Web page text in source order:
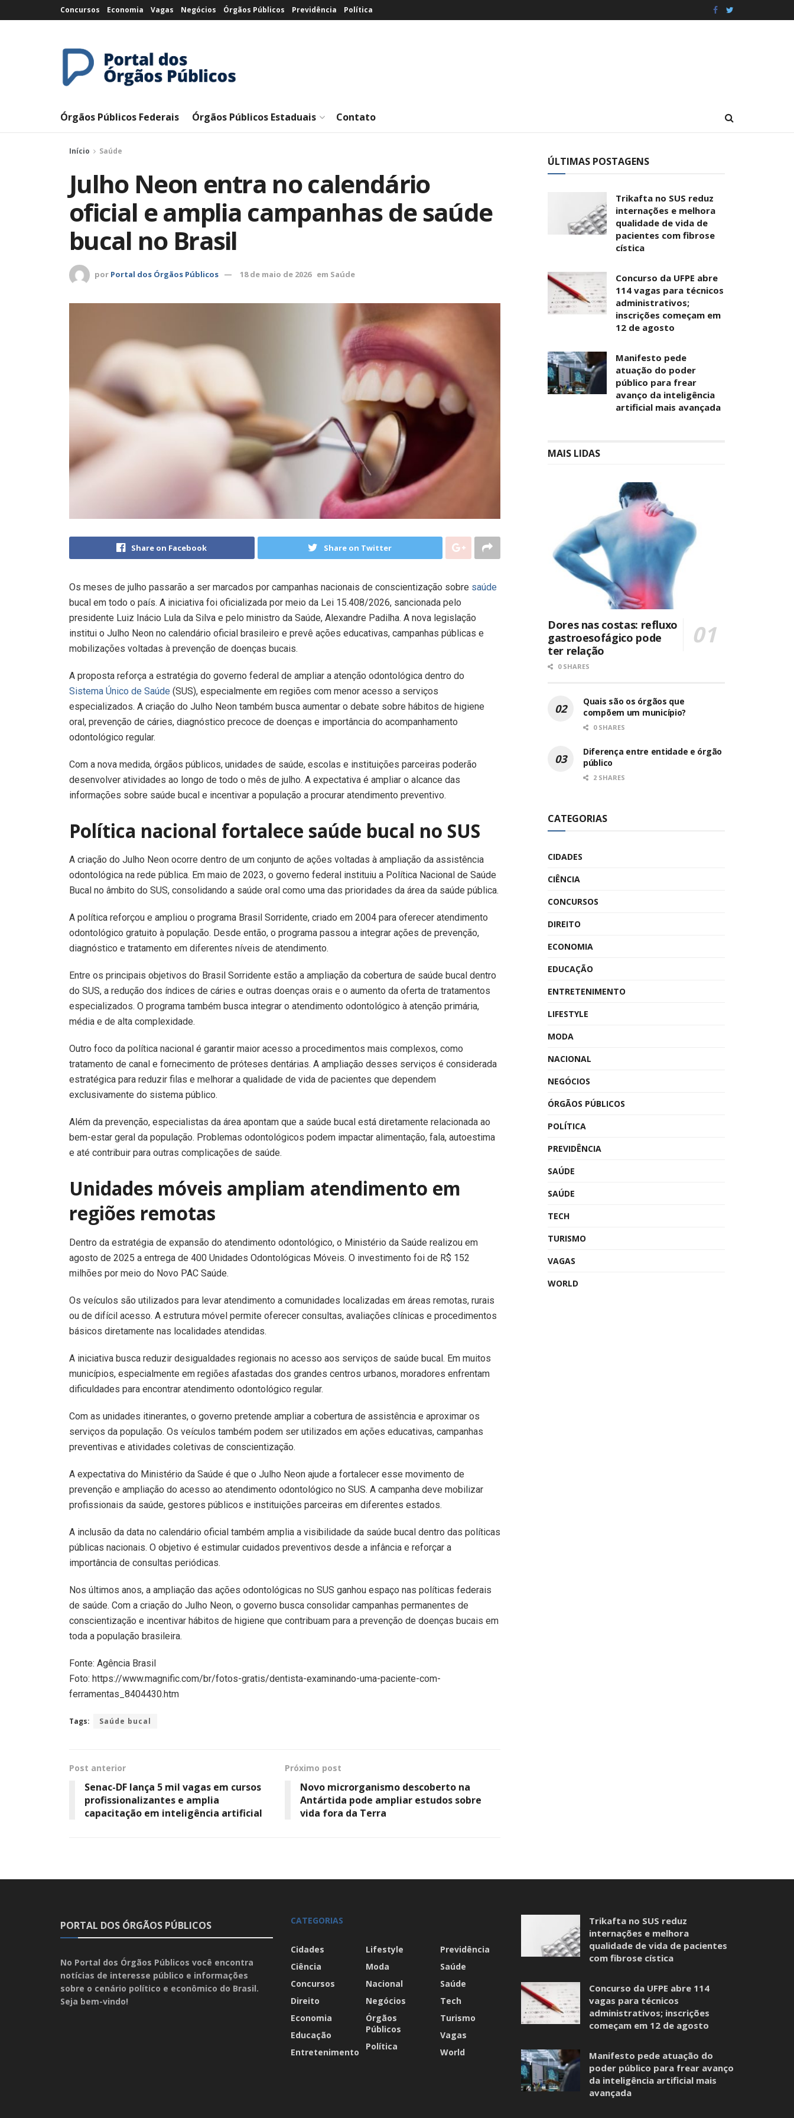
Concursos Economia Vagas Negócios Órgãos Públicos Previdência Política
Órgãos Públicos Federais Órgãos Públicos Estaduais Contato
Início Saúde
Julho Neon entra no calendário
oficial e amplia campanhas de saúde
bucal no Brasil
por Portal dos Órgãos Públicos 18 de maio de 2026 em Saúde
Share on Facebook Share on Twitter
Os meses de julho passarão a ser marcados por campanhas nacionais de conscientização sobre saúde
bucal em todo o país. A iniciativa foi oficializada por meio da Lei 15.408/2026, sancionada pelo
presidente Luiz Inácio Lula da Silva e pelo ministro da Saúde, Alexandre Padilha. A nova legislação
institui o Julho Neon no calendário oficial brasileiro e prevê ações educativas, campanhas públicas e
mobilizações voltadas à prevenção de doenças bucais.
A proposta reforça a estratégia do governo federal de ampliar a atenção odontológica dentro do
Sistema Único de Saúde (SUS), especialmente em regiões com menor acesso a serviços
especializados. A criação do Julho Neon também busca aumentar o debate sobre hábitos de higiene
oral, prevenção de cáries, diagnóstico precoce de doenças e importância do acompanhamento
odontológico regular.
Com a nova medida, órgãos públicos, unidades de saúde, escolas e instituições parceiras poderão
desenvolver atividades ao longo de todo o mês de julho. A expectativa é ampliar o alcance das
informações sobre saúde bucal e incentivar a população a procurar atendimento preventivo.
Política nacional fortalece saúde bucal no SUS
A criação do Julho Neon ocorre dentro de um conjunto de ações voltadas à ampliação da assistência
odontológica na rede pública. Em maio de 2023, o governo federal instituiu a Política Nacional de Saúde
Bucal no âmbito do SUS, consolidando a saúde oral como uma das prioridades da área da saúde pública.
A política reforçou e ampliou o programa Brasil Sorridente, criado em 2004 para oferecer atendimento
odontológico gratuito à população. Desde então, o programa passou a integrar ações de prevenção,
diagnóstico e tratamento em diferentes níveis de atendimento.
Entre os principais objetivos do Brasil Sorridente estão a ampliação da cobertura de saúde bucal dentro
do SUS, a redução dos índices de cáries e outras doenças orais e o aumento da oferta de tratamentos
especializados. O programa também busca integrar o atendimento odontológico à atenção primária,
média e de alta complexidade.
Outro foco da política nacional é garantir maior acesso a procedimentos mais complexos, como
tratamento de canal e fornecimento de próteses dentárias. A ampliação desses serviços é considerada
estratégica para reduzir filas e melhorar a qualidade de vida de pacientes que dependem
exclusivamente do sistema público.
Além da prevenção, especialistas da área apontam que a saúde bucal está diretamente relacionada ao
bem-estar geral da população. Problemas odontológicos podem impactar alimentação, fala, autoestima
e até contribuir para outras complicações de saúde.
Unidades móveis ampliam atendimento em
regiões remotas
Dentro da estratégia de expansão do atendimento odontológico, o Ministério da Saúde realizou em
agosto de 2025 a entrega de 400 Unidades Odontológicas Móveis. O investimento foi de R$ 152
milhões por meio do Novo PAC Saúde.
Os veículos são utilizados para levar atendimento a comunidades localizadas em áreas remotas, rurais
ou de difícil acesso. A estrutura móvel permite oferecer consultas, avaliações clínicas e procedimentos
básicos diretamente nas localidades atendidas.
A iniciativa busca reduzir desigualdades regionais no acesso aos serviços de saúde bucal. Em muitos
municípios, especialmente em regiões afastadas dos grandes centros urbanos, moradores enfrentam
dificuldades para encontrar atendimento odontológico regular.
Com as unidades itinerantes, o governo pretende ampliar a cobertura de assistência e aproximar os
serviços da população. Os veículos também podem ser utilizados em ações educativas, campanhas
preventivas e atividades coletivas de conscientização.
A expectativa do Ministério da Saúde é que o Julho Neon ajude a fortalecer esse movimento de
prevenção e ampliação do acesso ao atendimento odontológico no SUS. A campanha deve mobilizar
profissionais da saúde, gestores públicos e instituições parceiras em diferentes estados.
A inclusão da data no calendário oficial também amplia a visibilidade da saúde bucal dentro das políticas
públicas nacionais. O objetivo é estimular cuidados preventivos desde a infância e reforçar a
importância de consultas periódicas.
Nos últimos anos, a ampliação das ações odontológicas no SUS ganhou espaço nas políticas federais
de saúde. Com a criação do Julho Neon, o governo busca consolidar campanhas permanentes de
conscientização e incentivar hábitos de higiene que contribuam para a prevenção de doenças bucais em
toda a população brasileira.
Fonte: Agência Brasil
Foto: https://www.magnific.com/br/fotos-gratis/dentista-examinando-uma-paciente-com-
ferramentas_8404430.htm
Tags: Saúde bucal
Post anterior
Senac-DF lança 5 mil vagas em cursos
profissionalizantes e amplia
capacitação em inteligência artificial
Próximo post
Novo microrganismo descoberto na
Antártida pode ampliar estudos sobre
vida fora da Terra
ÚLTIMAS POSTAGENS
Trikafta no SUS reduz
internações e melhora
qualidade de vida de
pacientes com fibrose
cística
Concurso da UFPE abre
114 vagas para técnicos
administrativos;
inscrições começam em
12 de agosto
Manifesto pede
atuação do poder
público para frear
avanço da inteligência
artificial mais avançada
MAIS LIDAS
Dores nas costas: refluxo
gastroesofágico pode
ter relação
0 SHARES
Quais são os órgãos que
compõem um município?
0 SHARES
Diferença entre entidade e órgão
público
2 SHARES
CATEGORIAS
CIDADES
CIÊNCIA
CONCURSOS
DIREITO
ECONOMIA
EDUCAÇÃO
ENTRETENIMENTO
LIFESTYLE
MODA
NACIONAL
NEGÓCIOS
ÓRGÃOS PÚBLICOS
POLÍTICA
PREVIDÊNCIA
SAÚDE
SAÚDE
TECH
TURISMO
VAGAS
WORLD
PORTAL DOS ÓRGÃOS PÚBLICOS
No Portal dos Órgãos Públicos você encontra
notícias de interesse público e informações
sobre o cenário político e econômico do Brasil.
Seja bem-vindo!
CATEGORIAS
Cidades
Ciência
Concursos
Direito
Economia
Educação
Entretenimento
Lifestyle
Moda
Nacional
Negócios
Órgãos
Públicos
Política
Previdência
Saúde
Saúde
Tech
Turismo
Vagas
World
Trikafta no SUS reduz
internações e melhora
qualidade de vida de pacientes
com fibrose cística
Concurso da UFPE abre 114
vagas para técnicos
administrativos; inscrições
começam em 12 de agosto
Manifesto pede atuação do
poder público para frear avanço
da inteligência artificial mais
avançada